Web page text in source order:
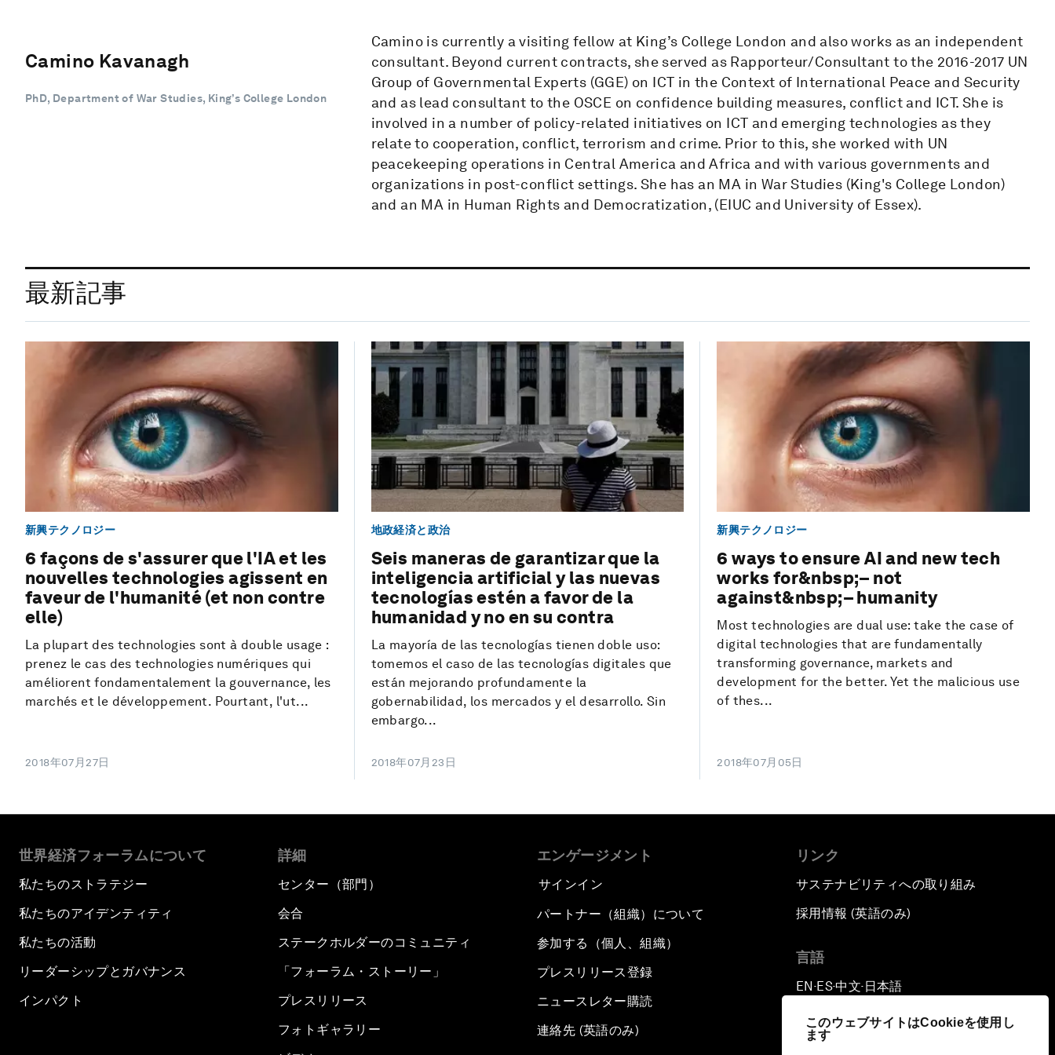
このウェブサイトはCookieを使用し
ます
Camino Kavanagh
PhD, Department of War Studies, King’s College London
Camino is currently a visiting fellow at King’s College London and also works as an independent
consultant. Beyond current contracts, she served as Rapporteur/Consultant to the 2016-2017 UN
Group of Governmental Experts (GGE) on ICT in the Context of International Peace and Security
and as lead consultant to the OSCE on confidence building measures, conflict and ICT. She is
involved in a number of policy-related initiatives on ICT and emerging technologies as they
relate to cooperation, conflict, terrorism and crime. Prior to this, she worked with UN
peacekeeping operations in Central America and Africa and with various governments and
organizations in post-conflict settings. She has an MA in War Studies (King's College London)
and an MA in Human Rights and Democratization, (EIUC and University of Essex).
最新記事
新興テクノロジー
6 façons de s'assurer que l'IA et les
nouvelles technologies agissent en
faveur de l'humanité (et non contre
elle)
La plupart des technologies sont à double usage :
prenez le cas des technologies numériques qui
améliorent fondamentalement la gouvernance, les
marchés et le développement. Pourtant, l'ut...
2018年07月27日
地政経済と政治
Seis maneras de garantizar que la
inteligencia artificial y las nuevas
tecnologías estén a favor de la
humanidad y no en su contra
La mayoría de las tecnologías tienen doble uso:
tomemos el caso de las tecnologías digitales que
están mejorando profundamente la
gobernabilidad, los mercados y el desarrollo. Sin
embargo...
2018年07月23日
新興テクノロジー
6 ways to ensure AI and new tech
works for&nbsp;– not
against&nbsp;– humanity
Most technologies are dual use: take the case of
digital technologies that are fundamentally
transforming governance, markets and
development for the better. Yet the malicious use
of thes...
2018年07月05日
世界経済フォーラムについて
私たちのストラテジー
私たちのアイデンティティ
私たちの活動
リーダーシップとガバナンス
インパクト
詳細
センター（部門）
会合
ステークホルダーのコミュニティ
「フォーラム・ストーリー」
プレスリリース
フォトギャラリー
エンゲージメント
サインイン
パートナー（組織）について
参加する（個人、組織）
プレスリリース登録
ニュースレター購読
連絡先 (英語のみ)
リンク
サステナビリティへの取り組み
採用情報 (英語のみ)
言語
EN ▪ ES▪中文▪ 日本語